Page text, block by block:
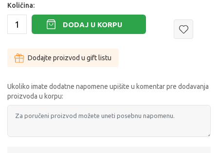
Količina:
DODAJ U KORPU
Dodajte proizvod u gift listu
Ukoliko imate dodatne napomene upišite u komentar pre dodavanja
proizvoda u korpu: